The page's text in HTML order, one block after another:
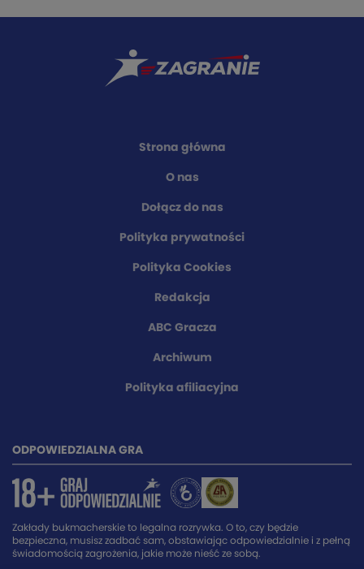
Strona główna
O nas
Dołącz do nas
Polityka prywatności
Polityka Cookies
Redakcja
ABC Gracza
Archiwum
Polityka afiliacyjna
ODPOWIEDZIALNA GRA
Zakłady bukmacherskie to legalna rozrywka. O to, czy będzie
bezpieczna, musisz zadbać sam, obstawiając odpowiedzialnie i z pełną
świadomością zagrożenia, jakie może nieść ze sobą.